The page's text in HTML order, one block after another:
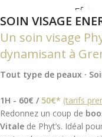
d'un
entre les
réveillent
SOIN VISAGE
Un soin visage
dynamisant à
Tout type de peaux ·
1H - 60€ / 50€* (tarifs
Redonnez un coup de
Vitale de Phyt’s. Idéal